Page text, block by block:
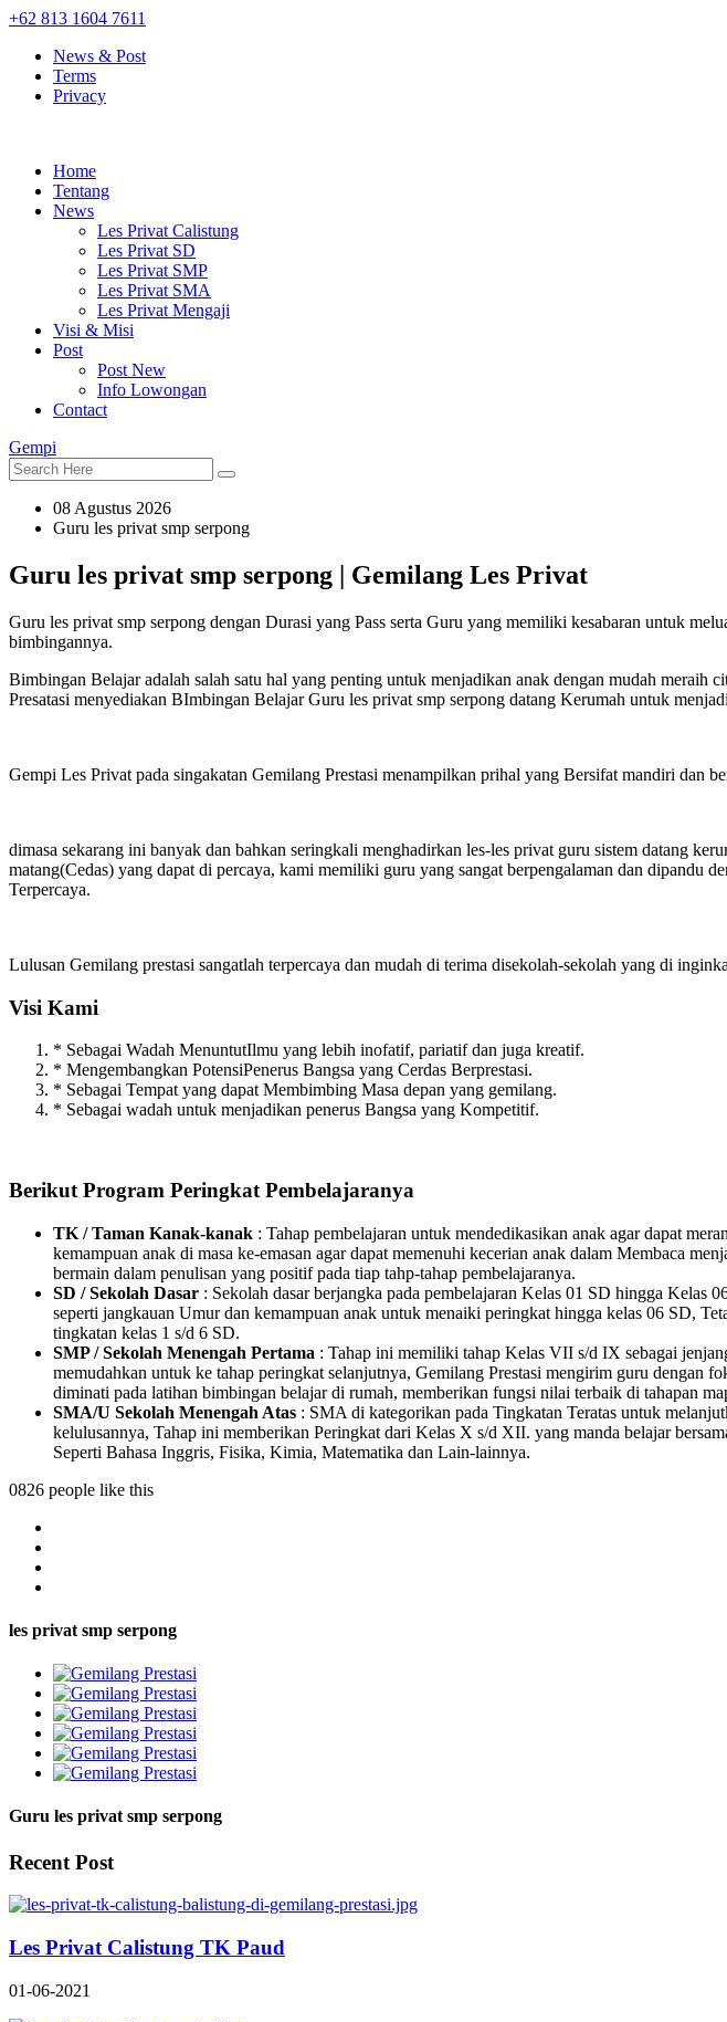
+62 813 1604 7611
News & Post
Terms
Privacy
Home
Tentang
News
Les Privat Calistung
Les Privat SD
Les Privat SMP
Les Privat SMA
Les Privat Mengaji
Visi & Misi
Post
Post New
Info Lowongan
Contact
Gempi
08 Agustus 2026
Guru les privat smp serpong
Guru les privat smp serpong | Gemilang Les Privat
Guru les privat smp serpong dengan Durasi yang Pass serta Guru yang memiliki kesabaran untuk
bimbingannya.
Bimbingan Belajar adalah salah satu hal yang penting untuk menjadikan anak dengan mudah
Presatasi menyediakan BImbingan Belajar Guru les privat smp serpong datang Kerumah untuk
Gempi Les Privat pada singakatan Gemilang Prestasi menampilkan prihal yang Bersifat mandiri dan
dimasa sekarang ini banyak dan bahkan seringkali menghadirkan les-les privat guru sistem datang
matang(Cedas) yang dapat di percaya, kami memiliki guru yang sangat berpengalaman dan dipandu
Terpercaya.
Lulusan Gemilang prestasi sangatlah terpercaya dan mudah di terima disekolah-sekolah yang di
Visi Kami
* Sebagai Wadah MenuntutIlmu yang lebih inofatif, pariatif dan juga kreatif.
* Mengembangkan PotensiPenerus Bangsa yang Cerdas Berprestasi.
* Sebagai Tempat yang dapat Membimbing Masa depan yang gemilang.
* Sebagai wadah untuk menjadikan penerus Bangsa yang Kompetitif.
Berikut Program Peringkat Pembelajaranya
TK / Taman Kanak-kanak : Tahap pembelajaran untuk mendedikasikan anak agar dapat
kemampuan anak di masa ke-emasan agar dapat memenuhi kecerian anak dalam Membaca
bermain dalam penulisan yang positif pada tiap tahp-tahap pembelajaranya.
SD / Sekolah Dasar : Sekolah dasar berjangka pada pembelajaran Kelas 01 SD hingga Kelas
seperti jangkauan Umur dan kemampuan anak untuk menaiki peringkat hingga kelas 06 SD,
tingkatan kelas 1 s/d 6 SD.
SMP / Sekolah Menengah Pertama : Tahap ini memiliki tahap Kelas VII s/d IX sebagai
memudahkan untuk ke tahap peringkat selanjutnya, Gemilang Prestasi mengirim guru dengan
diminati pada latihan bimbingan belajar di rumah, memberikan fungsi nilai terbaik di tahapan
SMA/U Sekolah Menengah Atas : SMA di kategorikan pada Tingkatan Teratas untuk
kelulusannya, Tahap ini memberikan Peringkat dari Kelas X s/d XII. yang manda belajar
Seperti Bahasa Inggris, Fisika, Kimia, Matematika dan Lain-lainnya.
0826 people like this
les privat smp serpong
Guru les privat smp serpong
Recent Post
Les Privat Calistung TK Paud
01-06-2021